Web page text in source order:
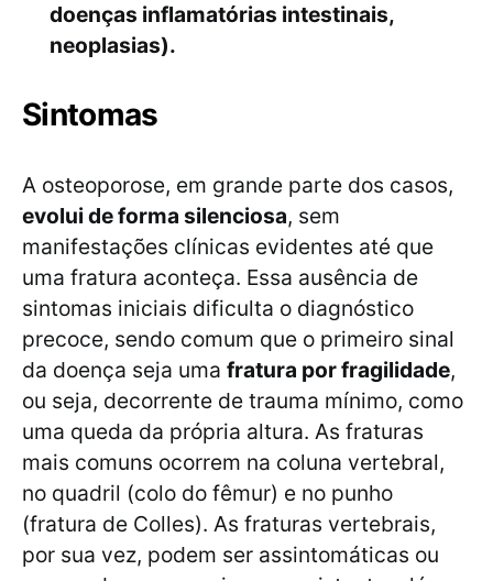
doenças inflamatórias intestinais,
neoplasias).
Sintomas
A osteoporose, em grande parte dos casos,
evolui de forma silenciosa, sem
manifestações clínicas evidentes até que
uma fratura aconteça. Essa ausência de
sintomas iniciais dificulta o diagnóstico
precoce, sendo comum que o primeiro sinal
da doença seja uma fratura por fragilidade,
ou seja, decorrente de trauma mínimo, como
uma queda da própria altura. As fraturas
mais comuns ocorrem na coluna vertebral,
no quadril (colo do fêmur) e no punho
(fratura de Colles). As fraturas vertebrais,
por sua vez, podem ser assintomáticas ou